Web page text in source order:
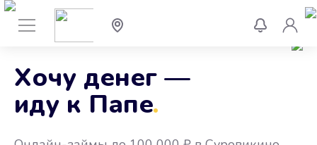
Хочу денег —
иду к Папе
.